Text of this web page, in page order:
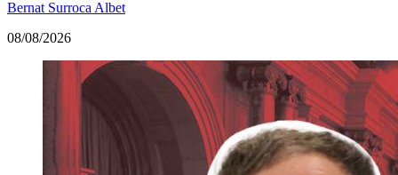
Bernat Surroca Albet
08/08/2026